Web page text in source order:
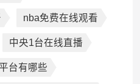
nba免费在线观看
中央1台在线直播
台有哪些